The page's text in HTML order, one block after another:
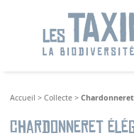
Accueil >Collecte >
Chardonneret